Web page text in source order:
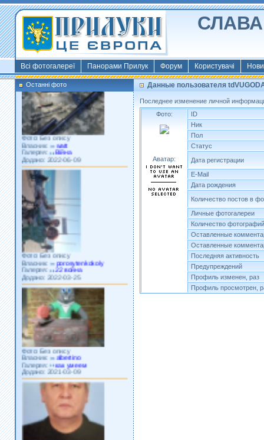
СЛАВА
Всі фотогалереї Панорами Прилук Форум Користувачі
Останні фото
Фото: Київ 2022
Власник:
morsresistis
Галерея:
Templates
Додано: 2022-11-13
Фото: Без опису
Власник:
watt
Галерея:
Війна
Додано: 2022-06-09
Фото: Без опису
Власник:
porosytenkokoly
Галерея:
22 война
Додано: 2022-03-25
Фото: Без опису
Власник:
albertino
Галерея:
как умеем
Додано: 2021-03-09
Данные пользователя
Последнее изменение личной
Фото:
Аватар:
ID
Ник
Пол
Статус
Дата регистрации
E-Mail
Дата рождения
Количество постов в
Личные фотогалереи
Количество фотографий
Оставленные
Оставленные
Последняя активность
Предупреждений
Профиль изменен, раз
Профиль просмотрен,